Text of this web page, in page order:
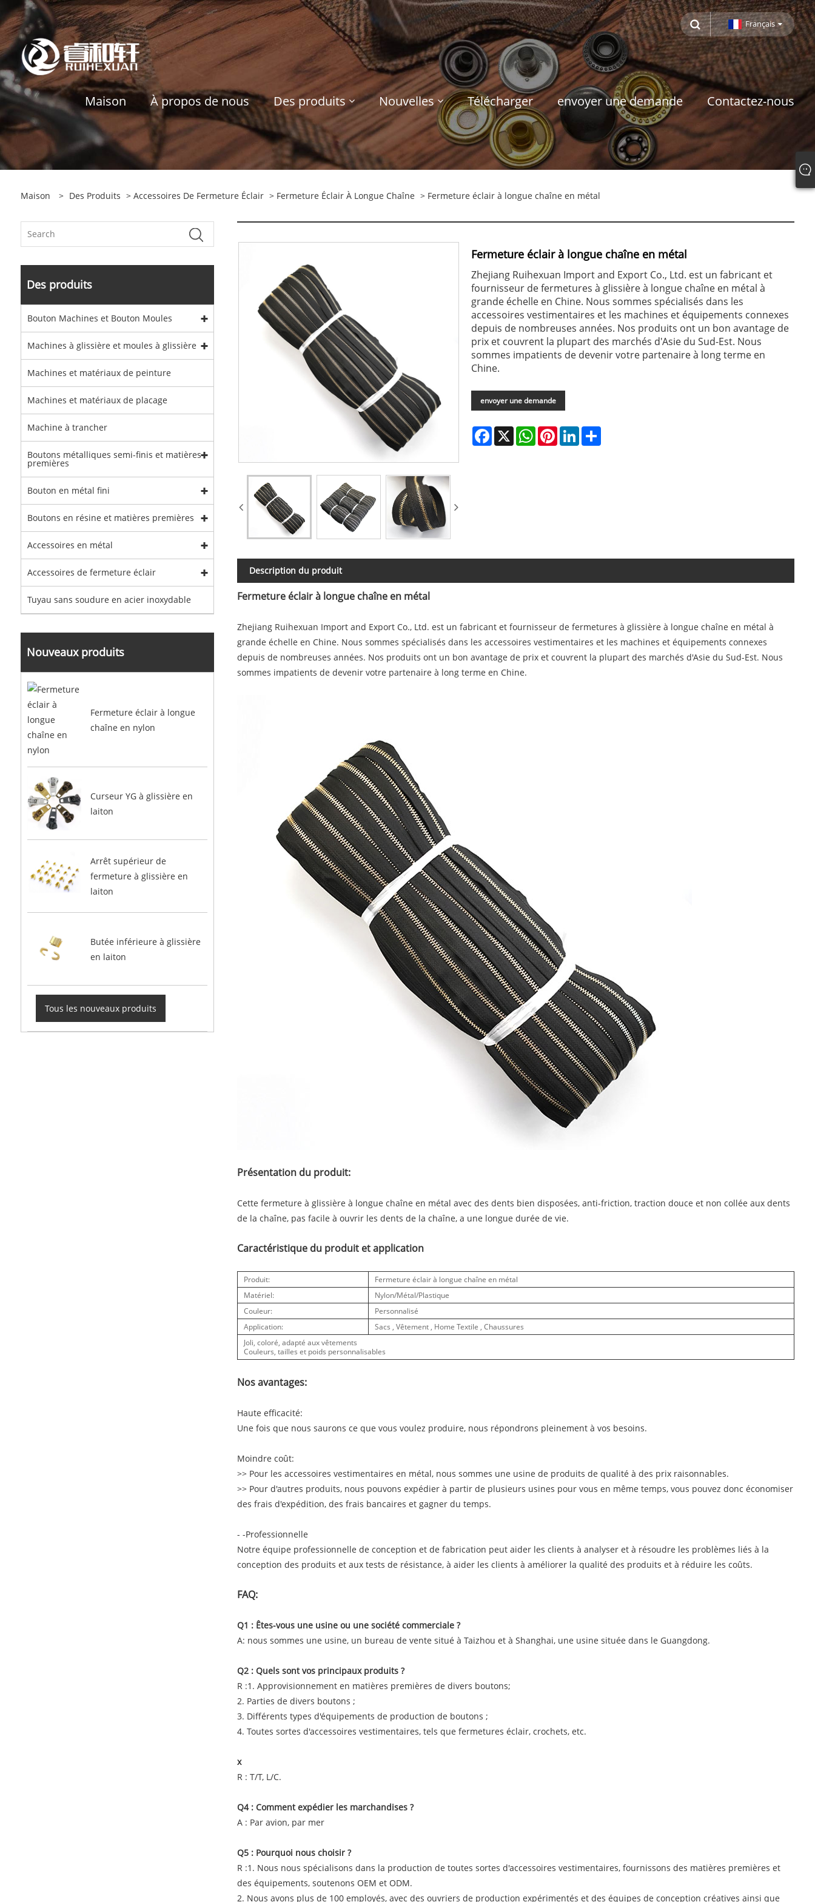
Français
Maison À propos de nous Des produits Nouvelles Télécharger envoyer une demande Contactez-nous
Maison > Des Produits > Accessoires De Fermeture Éclair > Fermeture Éclair À Longue Chaîne > Fermeture éclair à longue chaîne en métal
Des produits
Bouton Machines et Bouton Moules
Machines à glissière et moules à glissière
Machines et matériaux de peinture
Machines et matériaux de placage
Machine à trancher
Boutons métalliques semi-finis et matières
premières
Bouton en métal fini
Boutons en résine et matières premières
Accessoires en métal
Accessoires de fermeture éclair
Tuyau sans soudure en acier inoxydable
Nouveaux produits
Fermeture éclair à longue
chaîne en nylon
Curseur YG à glissière en
laiton
Arrêt supérieur de
fermeture à glissière en
laiton
Butée inférieure à glissière
en laiton
Tous les nouveaux produits
Fermeture éclair à longue chaîne en métal
Zhejiang Ruihexuan Import and Export Co., Ltd. est un fabricant et
fournisseur de fermetures à glissière à longue chaîne en métal à
grande échelle en Chine. Nous sommes spécialisés dans les
accessoires vestimentaires et les machines et équipements connexes
depuis de nombreuses années. Nos produits ont un bon avantage de
prix et couvrent la plupart des marchés d'Asie du Sud-Est. Nous
sommes impatients de devenir votre partenaire à long terme en
Chine.
envoyer une demande
Facebook
X WhatsApp
PinterestLinkedIn
Description du produit
Fermeture éclair à longue chaîne en métal
Zhejiang Ruihexuan Import and Export Co., Ltd. est un fabricant et fournisseur de fermetures à glissière à longue chaîne en métal à
grande échelle en Chine. Nous sommes spécialisés dans les accessoires vestimentaires et les machines et équipements connexes
depuis de nombreuses années. Nos produits ont un bon avantage de prix et couvrent la plupart des marchés d'Asie du Sud-Est. Nous
sommes impatients de devenir votre partenaire à long terme en Chine.
Présentation du produit:
Cette fermeture à glissière à longue chaîne en métal avec des dents bien disposées, anti-friction, traction douce et non collée aux dents
de la chaîne, pas facile à ouvrir les dents de la chaîne, a une longue durée de vie.
Caractéristique du produit et application
Produit:
Fermeture éclair à longue chaîne en métal
Matériel:
Nylon/Métal/Plastique
Couleur:
Personnalisé
Application:
Sacs , Vêtement , Home Textile , Chaussures
Joli, coloré, adapté aux vêtements
Couleurs, tailles et poids personnalisables
Nos avantages:
Haute efficacité:
Une fois que nous saurons ce que vous voulez produire, nous répondrons pleinement à vos besoins.
Moindre coût:
>> Pour les accessoires vestimentaires en métal, nous sommes une usine de produits de qualité à des prix raisonnables.
>> Pour d'autres produits, nous pouvons expédier à partir de plusieurs usines pour vous en même temps, vous pouvez donc économiser
des frais d'expédition, des frais bancaires et gagner du temps.
- -Professionnelle
Notre équipe professionnelle de conception et de fabrication peut aider les clients à analyser et à résoudre les problèmes liés à la
conception des produits et aux tests de résistance, à aider les clients à améliorer la qualité des produits et à réduire les coûts.
FAQ:
Q1 : Êtes-vous une usine ou une société commerciale ?
A: nous sommes une usine, un bureau de vente situé à Taizhou et à Shanghai, une usine située dans le Guangdong.
Q2 : Quels sont vos principaux produits ?
R :1. Approvisionnement en matières premières de divers boutons;
2. Parties de divers boutons ;
3. Différents types d'équipements de production de boutons ;
4. Toutes sortes d'accessoires vestimentaires, tels que fermetures éclair, crochets, etc.
x
R : T/T, L/C.
Q4 : Comment expédier les marchandises ?
A : Par avion, par mer
Q5 : Pourquoi nous choisir ?
R :1. Nous nous spécialisons dans la production de toutes sortes d'accessoires vestimentaires, fournissons des matières premières et
des équipements, soutenons OEM et ODM.
2. Nous avons plus de 100 employés, avec des ouvriers de production expérimentés et des équipes de conception créatives ainsi que